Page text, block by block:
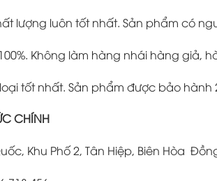
lượng luôn tốt nhất. Sản phẩm có
Không làm hàng nhái hàng giả,
tốt nhất. Sản phẩm được bảo hành
CHÍNH
Khu Phố 2, Tân Hiệp, Biên Hòa